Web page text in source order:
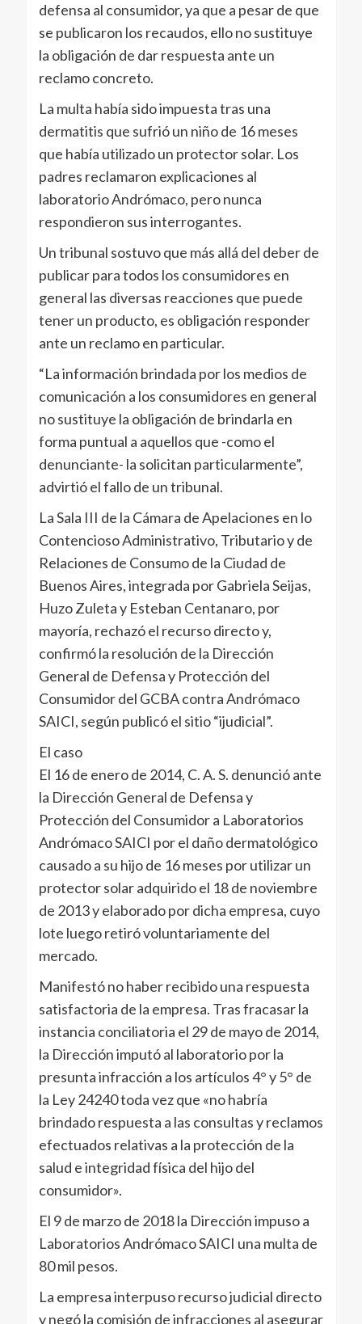
defensa al consumidor, ya que a pesar de que
se publicaron los recaudos, ello no sustituye
la obligación de dar respuesta ante un
reclamo concreto.
La multa había sido impuesta tras una
dermatitis que sufrió un niño de 16 meses
que había utilizado un protector solar. Los
padres reclamaron explicaciones al
laboratorio Andrómaco, pero nunca
respondieron sus interrogantes.
Un tribunal sostuvo que más allá del deber de
publicar para todos los consumidores en
general las diversas reacciones que puede
tener un producto, es obligación responder
ante un reclamo en particular.
“La información brindada por los medios de
comunicación a los consumidores en general
no sustituye la obligación de brindarla en
forma puntual a aquellos que -como el
denunciante- la solicitan particularmente”,
advirtió el fallo de un tribunal.
La Sala III de la Cámara de Apelaciones en lo
Contencioso Administrativo, Tributario y de
Relaciones de Consumo de la Ciudad de
Buenos Aires, integrada por Gabriela Seijas,
Huzo Zuleta y Esteban Centanaro, por
mayoría, rechazó el recurso directo y,
confirmó la resolución de la Dirección
General de Defensa y Protección del
Consumidor del GCBA contra Andrómaco
SAICI, según publicó el sitio “ijudicial”.
El caso
El 16 de enero de 2014, C. A. S. denunció ante
la Dirección General de Defensa y
Protección del Consumidor a Laboratorios
Andrómaco SAICI por el daño dermatológico
causado a su hijo de 16 meses por utilizar un
protector solar adquirido el 18 de noviembre
de 2013 y elaborado por dicha empresa, cuyo
lote luego retiró voluntariamente del
mercado.
Manifestó no haber recibido una respuesta
satisfactoria de la empresa. Tras fracasar la
instancia conciliatoria el 29 de mayo de 2014,
la Dirección imputó al laboratorio por la
presunta infracción a los artículos 4° y 5° de
la Ley 24240 toda vez que «no habría
brindado respuesta a las consultas y reclamos
efectuados relativas a la protección de la
salud e integridad física del hijo del
consumidor».
El 9 de marzo de 2018 la Dirección impuso a
Laboratorios Andrómaco SAICI una multa de
80 mil pesos.
La empresa interpuso recurso judicial directo
y negó la comisión de infracciones al asegurar